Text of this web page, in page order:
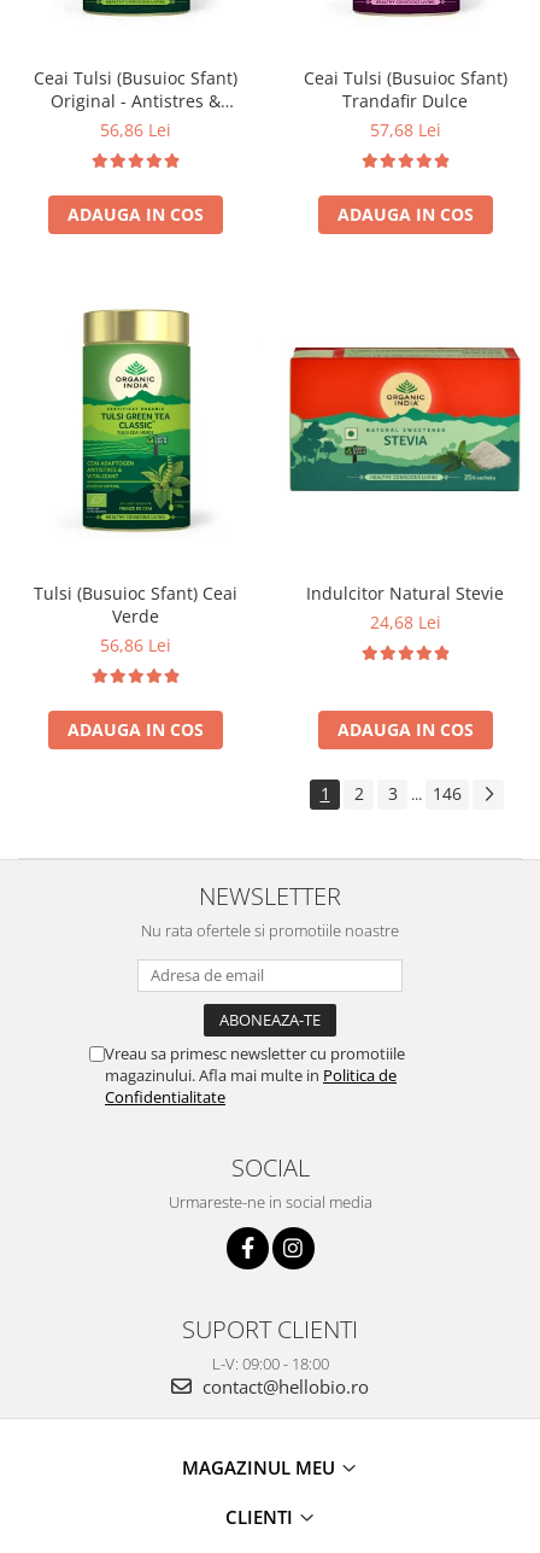
Ceai Tulsi (Busuioc Sfant)
Original - Antistres &
Vitalizant
56,86 Lei
ADAUGA IN COS
Ceai Tulsi (Busuioc Sfant)
Trandafir Dulce
57,68 Lei
ADAUGA IN COS
Tulsi (Busuioc Sfant) Ceai
Verde
56,86 Lei
ADAUGA IN COS
Indulcitor Natural Stevie
24,68 Lei
ADAUGA IN COS
1 2 3 ... 146
NEWSLETTER
Nu rata ofertele si promotiile noastre
Vreau sa primesc newsletter cu promotiile
magazinului. Afla mai multe in Politica de
Confidentialitate
SOCIAL
Urmareste-ne in social media
SUPORT CLIENTI
L-V: 09:00 - 18:00
contact@hellobio.ro
MAGAZINUL MEU
CLIENTI